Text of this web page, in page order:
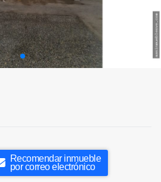
Recomendar inmueble
por correo electrónico